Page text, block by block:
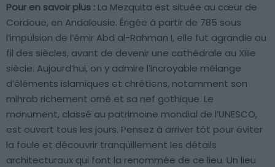
Pour en savoir plus : La Mezquita est située au cœur de
Cordoue, en Andalousie. Érigée à partir de 785 sous
l’impulsion de l’émir Abd al-Rahman I, elle fut agrandie au
fil des siècles, avant de devenir une cathédrale au XIIIe
siècle. Aujourd’hui, on y admire l’incroyable mélange
d’éléments islamiques et chrétiens, notamment son
mihrab richement orné et sa nef gothique. Le
monument, classé au patrimoine mondial de l’UNESCO,
est ouvert tous les jours. Pensez à arriver tôt pour éviter
la foule et découvrir tranquillement les détails
architecturaux qui font la renommée de ce lieu. Un lieu